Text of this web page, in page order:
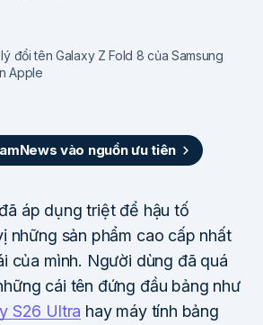
đổi tên Galaxy Z Fold 8 của Samsung
Apple
vào nguồn ưu tiên
áp dụng triệt để hậu tố
những sản phẩm cao cấp nhất
của mình. Người dùng đã quá
cái tên đứng đầu bảng như
S26 Ultra hay máy tính bảng